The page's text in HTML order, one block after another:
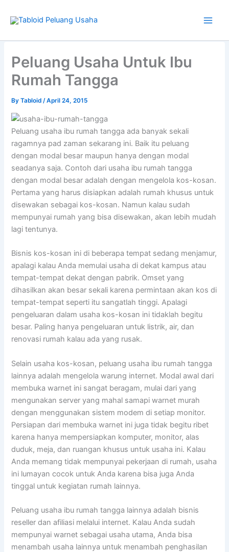
Peluang Usaha Untuk Ibu
Rumah Tangga
ByTabloid/April 24, 2015
Peluang usaha ibu rumah tangga ada banyak sekali
ragamnya pad zaman sekarang ini. Baik itu peluang
dengan modal besar maupun hanya dengan modal
seadanya saja. Contoh dari usaha ibu rumah tangga
dengan modal besar adalah dengan mengelola kos-kosan.
Pertama yang harus disiapkan adalah rumah khusus untuk
disewakan sebagai kos-kosan. Namun kalau sudah
mempunyai rumah yang bisa disewakan, akan lebih mudah
lagi tentunya.
Bisnis kos-kosan ini di beberapa tempat sedang menjamur,
apalagi kalau Anda memulai usaha di dekat kampus atau
tempat-tempat dekat dengan pabrik. Omset yang
dihasilkan akan besar sekali karena permintaan akan kos di
tempat-tempat seperti itu sangatlah tinggi. Apalagi
pengeluaran dalam usaha kos-kosan ini tidaklah begitu
besar. Paling hanya pengeluaran untuk listrik, air, dan
renovasi rumah kalau ada yang rusak.
Selain usaha kos-kosan, peluang usaha ibu rumah tangga
lainnya adalah mengelola warung internet. Modal awal dari
membuka warnet ini sangat beragam, mulai dari yang
mengunakan server yang mahal samapi warnet murah
dengan menggunakan sistem modem di setiap monitor.
Persiapan dari membuka warnet ini juga tidak begitu ribet
karena hanya mempersiapkan komputer, monitor, alas
duduk, meja, dan ruangan khusus untuk usaha ini. Kalau
Anda memang tidak mempunyai pekerjaan di rumah, usaha
ini lumayan cocok untuk Anda karena bisa juga Anda
tinggal untuk kegiatan rumah lainnya.
Peluang usaha ibu rumah tangga lainnya adalah bisnis
reseller dan afiliasi melalui internet. Kalau Anda sudah
mempunyai warnet sebagai usaha utama, Anda bisa
menambah usaha lainnya untuk menambah penghasilan
your
email…